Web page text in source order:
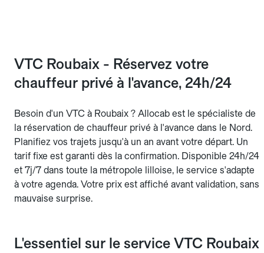
VTC Roubaix - Réservez votre
chauffeur privé à l'avance, 24h/24
Besoin d'un VTC à Roubaix ? Allocab est le spécialiste de
la réservation de chauffeur privé à l'avance dans le Nord.
Planifiez vos trajets jusqu'à un an avant votre départ. Un
tarif fixe est garanti dès la confirmation. Disponible 24h/24
et 7j/7 dans toute la métropole lilloise, le service s'adapte
à votre agenda. Votre prix est affiché avant validation, sans
mauvaise surprise.
L'essentiel sur le service VTC Roubaix